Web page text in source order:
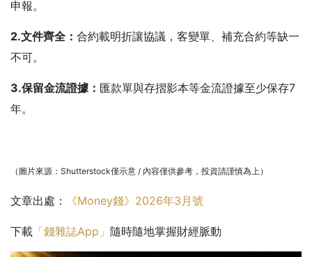
申報。
2.文件齊全： 合約載明折讓協議，客變單、補充合約等缺一
不可。
3.保留金流證據： 匯款單與存摺影本等金流證據至少保存7
年。
（圖片來源：Shutterstock僅示意 / 內容僅供參考，投資請謹慎為上）
文章出處： 《Money錢》2026年3月號
下載 「錢雜誌App」 隨時隨地掌握財經脈動